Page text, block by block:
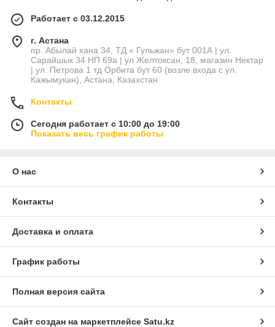
Работает с 03.12.2015
г. Астана
пр. Абылай хана 34, ТД « Гульжан» бут 001А | ул.
Сарайшык 34 НП 69а | ул Желтоксан, 18, магазин Нектар
| ул. Петрова 1 тд Орбита бут 60 (возле входа с ул.
Кажымукан), Астана, Казахстан
Контакты
Сегодня работает с 10:00 до 19:00
Показать весь график работы
О нас
Контакты
Доставка и оплата
График работы
Полная версия сайта
Сайт создан на маркетплейсе Satu.kz